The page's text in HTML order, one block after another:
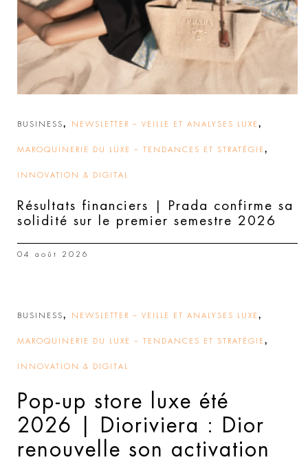
BUSINESS, NEWSLETTER – VEILLE ET ANALYSES LUXE ,
MAROQUINERIE DU LUXE – TENDANCES ET STRATÉGIE ,
INNOVATION & DIGITAL
Résultats financiers | Prada confirme sa
solidité sur le premier semestre 2026
04 août 2026
BUSINESS, NEWSLETTER – VEILLE ET ANALYSES LUXE ,
MAROQUINERIE DU LUXE – TENDANCES ET STRATÉGIE ,
INNOVATION & DIGITAL
Pop-up store luxe été
2026 | Dioriviera : Dior
renouvelle son activation